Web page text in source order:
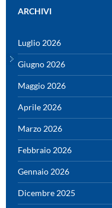
ARCHIVI
Luglio 2026
Giugno 2026
Maggio 2026
Aprile 2026
Marzo 2026
Febbraio 2026
Gennaio 2026
Dicembre 2025